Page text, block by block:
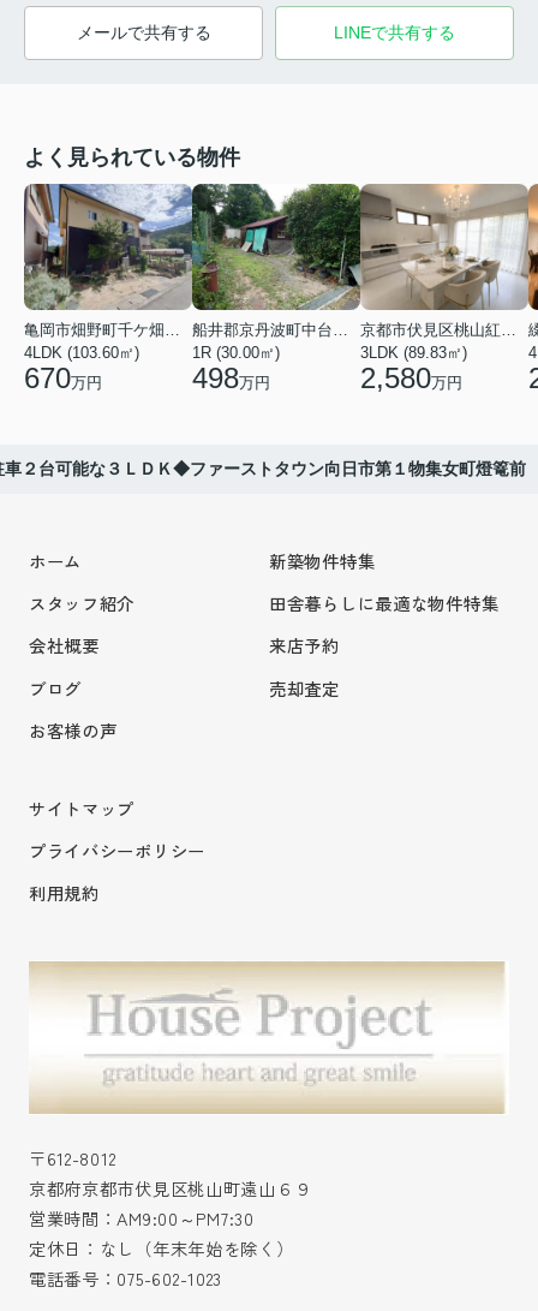
メールで共有する LINEで共有する
よく見られている物件
4LDK (103.60㎡)
670万円
1R (30.00㎡)
498万円
3LDK (89.83㎡)
2,580万円
２台可能な３ＬＤＫ◆ファーストタウン向日市第１物集女町燈篭前
ホーム
スタッフ紹介
会社概要
ブログ
お客様の声
新築物件特集
田舎暮らしに最適な物件特集
来店予約
売却査定
サイトマップ
プライバシーポリシー
利用規約
〒612-8012
京都府京都市伏見区桃山町遠山６９
営業時間：AM9:00～PM7:30
定休日：なし（年末年始を除く）
電話番号： 075-602-1023